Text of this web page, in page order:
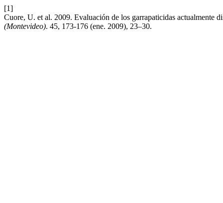
[1]
Cuore, U. et al. 2009. Evaluación de los garrapaticidas actualmente
(Montevideo). 45, 173-176 (ene. 2009), 23–30.